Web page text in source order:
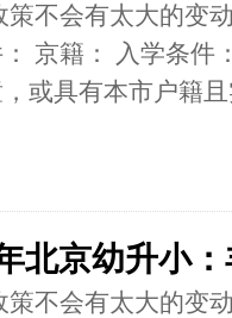
不会有太大的变
京籍： 入学条件
或具有本市户籍
北京幼升小
不会有太大的变